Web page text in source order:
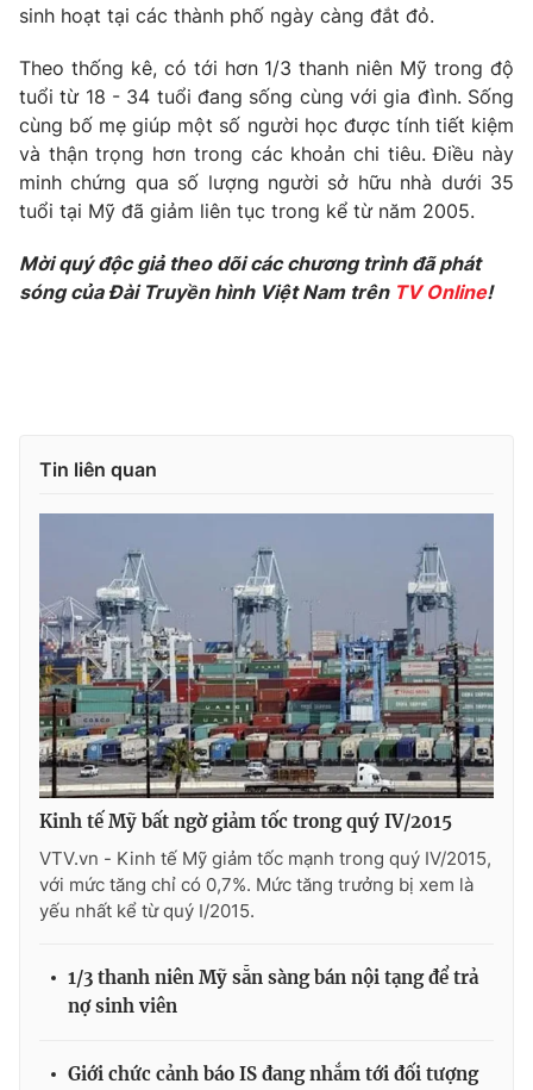
Phim VTV
Hậu trường
Nhân vật
Khán giả
Giải sao mai
Điện ảnh
Âm nhạc
Sao
Đời sống
Du lịch
Làm đẹp
Chất lượng cuộc sống
Giáo dục
Học trực tuyến
Công nghệ
Hitech Công nghệ tương lai
Chuyên mục khác
Photo Infographic
Video Shorts video
VTV Money VTV Thể thao
VTV Sức khoẻ Bất động sản
Thị trường 24h Tấm lòng Việt
VTV9
Liên hệ tòa soạn English
sinh hoạt tại các thành phố ngày càng đắt đỏ.
Theo thống kê, có tới hơn 1/3 thanh niên Mỹ trong độ
tuổi từ 18 - 34 tuổi đang sống cùng với gia đình. Sống
cùng bố mẹ giúp một số người học được tính tiết kiệm
và thận trọng hơn trong các khoản chi tiêu. Điều này
minh chứng qua số lượng người sở hữu nhà dưới 35
tuổi tại Mỹ đã giảm liên tục trong kể từ năm 2005.
Mời quý độc giả theo dõi các chương trình đã phát
sóng của Đài Truyền hình Việt Nam trên TV Online!
Tin liên quan
Kinh tế Mỹ bất ngờ giảm tốc trong quý IV/2015
VTV.vn - Kinh tế Mỹ giảm tốc mạnh trong quý IV/2015,
với mức tăng chỉ có 0,7%. Mức tăng trưởng bị xem là
yếu nhất kể từ quý I/2015.
1/3 thanh niên Mỹ sẵn sàng bán nội tạng để trả
nợ sinh viên
Giới chức cảnh báo IS đang nhắm tới đối tượng